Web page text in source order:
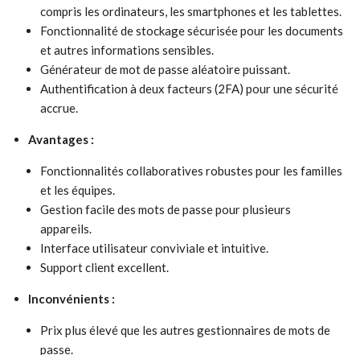
compris les ordinateurs, les smartphones et les tablettes.
Fonctionnalité de stockage sécurisée pour les documents
et autres informations sensibles.
Générateur de mot de passe aléatoire puissant.
Authentification à deux facteurs (2FA) pour une sécurité
accrue.
Avantages :
Fonctionnalités collaboratives robustes pour les familles
et les équipes.
Gestion facile des mots de passe pour plusieurs
appareils.
Interface utilisateur conviviale et intuitive.
Support client excellent.
Inconvénients :
Prix plus élevé que les autres gestionnaires de mots de
passe.